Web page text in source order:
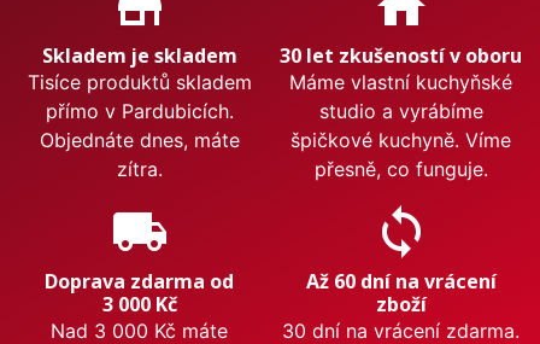
Skladem je skladem
Tisíce produktů skladem
přímo v Pardubicích.
Objednáte dnes, máte
zítra.
30 let zkušeností v oboru
Máme vlastní kuchyňské
studio a vyrábíme
špičkové kuchyně. Víme
přesně, co funguje.
local_shipping
Doprava zdarma od
3 000 Kč
Nad 3 000 Kč máte
sync
Až 60 dní na vrácení
zboží
30 dní na vrácení zdarma.